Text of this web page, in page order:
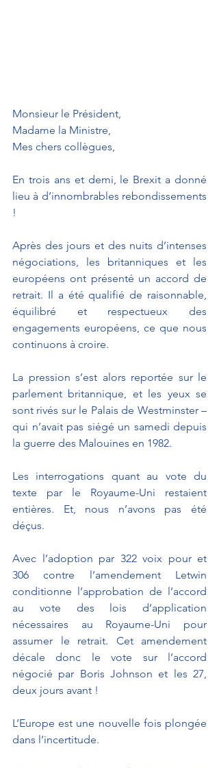
Monsieur le Président,
Madame la Ministre,
Mes chers collègues,
En trois ans et demi, le Brexit a donné
lieu à d’innombrables rebondissements
!
Après des jours et des nuits d’intenses
négociations, les britanniques et les
européens ont présenté un accord de
retrait. Il a été qualifié de raisonnable,
équilibré et respectueux des
engagements européens, ce que nous
continuons à croire.
La pression s’est alors reportée sur le
parlement britannique, et les yeux se
sont rivés sur le Palais de Westminster –
qui n’avait pas siégé un samedi depuis
la guerre des Malouines en 1982.
Les interrogations quant au vote du
texte par le Royaume-Uni restaient
entières. Et, nous n’avons pas été
déçus.
Avec l’adoption par 322 voix pour et
306 contre l’amendement Letwin
conditionne l’approbation de l’accord
au vote des lois d’application
nécessaires au Royaume-Uni pour
assumer le retrait. Cet amendement
décale donc le vote sur l’accord
négocié par Boris Johnson et les 27,
deux jours avant !
L’Europe est une nouvelle fois plongée
dans l’incertitude.